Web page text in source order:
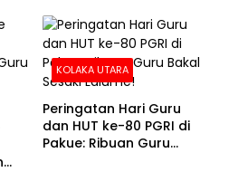
KOLAKA UTARA
Peringatan Hari Guru
dan HUT ke-80 PGRI di
Pakue: Ribuan Guru